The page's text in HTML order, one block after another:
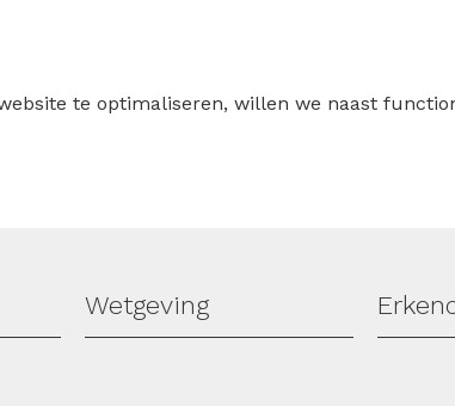
te optimaliseren, willen we naast
Wetgeving